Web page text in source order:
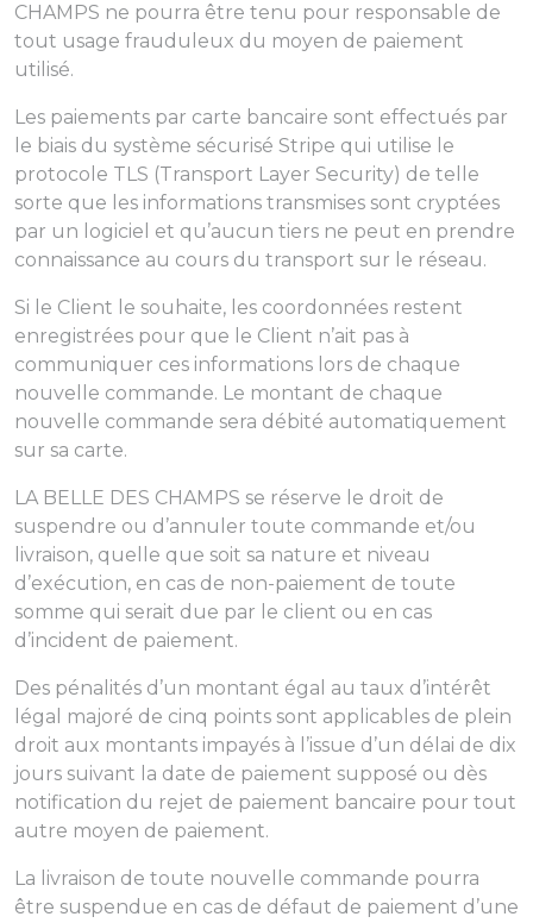
CHAMPS ne pourra être tenu pour responsable de
tout usage frauduleux du moyen de paiement
utilisé.
Les paiements par carte bancaire sont effectués par
le biais du système sécurisé Stripe qui utilise le
protocole TLS (Transport Layer Security) de telle
sorte que les informations transmises sont cryptées
par un logiciel et qu’aucun tiers ne peut en prendre
connaissance au cours du transport sur le réseau.
Si le Client le souhaite, les coordonnées restent
enregistrées pour que le Client n’ait pas à
communiquer ces informations lors de chaque
nouvelle commande. Le montant de chaque
nouvelle commande sera débité automatiquement
sur sa carte.
LA BELLE DES CHAMPS se réserve le droit de
suspendre ou d’annuler toute commande et/ou
livraison, quelle que soit sa nature et niveau
d’exécution, en cas de non-paiement de toute
somme qui serait due par le client ou en cas
d’incident de paiement.
Des pénalités d’un montant égal au taux d’intérêt
légal majoré de cinq points sont applicables de plein
droit aux montants impayés à l’issue d’un délai de dix
jours suivant la date de paiement supposé ou dès
notification du rejet de paiement bancaire pour tout
autre moyen de paiement.
La livraison de toute nouvelle commande pourra
être suspendue en cas de défaut de paiement d’une